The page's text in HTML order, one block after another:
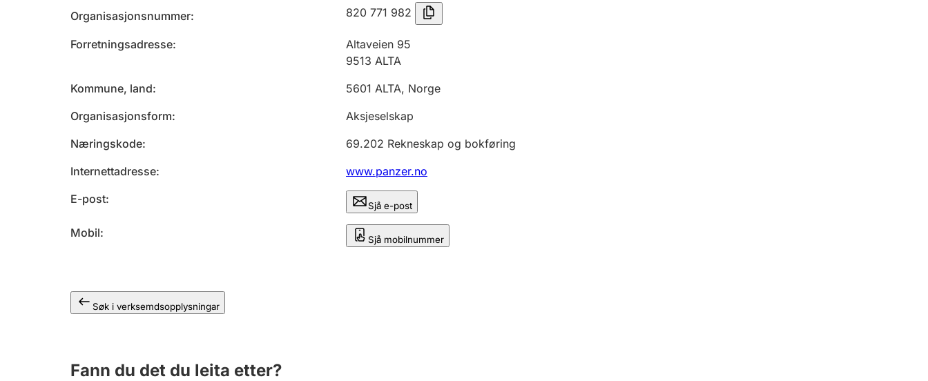
Organisasjonsnummer 820 771 982
Forretningsadresse
Altaveien 95
9513 ALTA
Kommune, land
5601 ALTA, Norge
Organisasjonsform
Aksjeselskap
Næringskode
69.202 Rekneskap og bokføring
Internettadresse
www.panzer.no
E-post
Sjå e-post
Mobil Sjå mobilnummer
Søk i verksemdsopplysningar
Fann du det du leita etter?